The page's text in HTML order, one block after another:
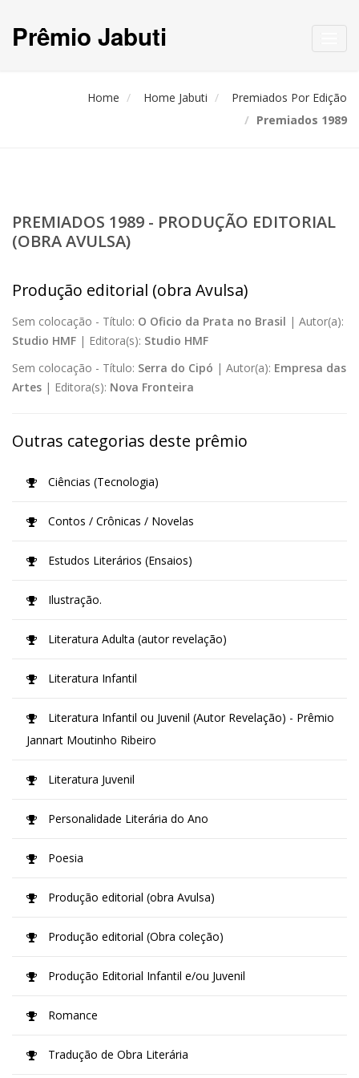
Prêmio Jabuti
Home Home Jabuti
Premiados Por Edição
Premiados 1989
PREMIADOS 1989 - PRODUÇÃO EDITORIAL
(OBRA AVULSA)
Produção editorial (obra Avulsa)
Sem colocação - Título: O Oficio da Prata no Brasil | Autor(a):
Studio HMF | Editora(s): Studio HMF
Sem colocação - Título: Serra do Cipó | Autor(a): Empresa das
Artes | Editora(s): Nova Fronteira
Outras categorias deste prêmio
Ciências (Tecnologia)
Contos / Crônicas / Novelas
Estudos Literários (Ensaios)
Ilustração.
Literatura Adulta (autor revelação)
Literatura Infantil
Literatura Infantil ou Juvenil (Autor Revelação) - Prêmio
Jannart Moutinho Ribeiro
Literatura Juvenil
Personalidade Literária do Ano
Poesia
Produção editorial (obra Avulsa)
Produção editorial (Obra coleção)
Produção Editorial Infantil e/ou Juvenil
Romance
Tradução de Obra Literária